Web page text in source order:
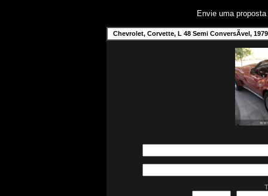
Envie uma
Chevrolet, Corvette, L 48 Semi ConversÃ­vel,